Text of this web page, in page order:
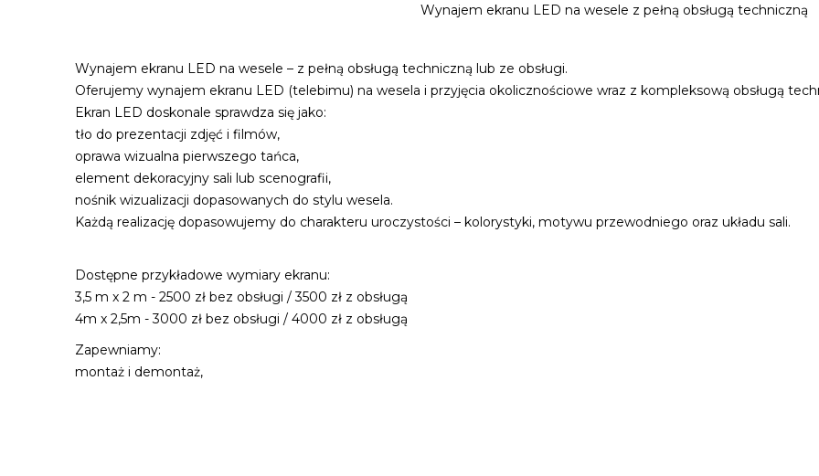
Wynajem ekranu LED na wesele z pełną obsługą techniczną
Wynajem ekranu LED na wesele – z pełną obsługą techniczną lub ze obsługi.
Oferujemy wynajem ekranu LED (telebimu) na wesela i przyjęcia okolicznościowe wraz z kompleksową obsługą
Ekran LED doskonale sprawdza się jako:
tło do prezentacji zdjęć i filmów,
oprawa wizualna pierwszego tańca,
element dekoracyjny sali lub scenografii,
nośnik wizualizacji dopasowanych do stylu wesela.
Każdą realizację dopasowujemy do charakteru uroczystości – kolorystyki, motywu przewodniego oraz układu sali.
Dostępne przykładowe wymiary ekranu:
3,5 m x 2 m - 2500 zł bez obsługi / 3500 zł z obsługą
4m x 2,5m - 3000 zł bez obsługi / 4000 zł z obsługą
Zapewniamy:
montaż i demontaż,